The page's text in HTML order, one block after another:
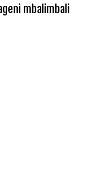
mbalimbali